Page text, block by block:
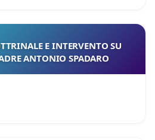
E INTERVENTO SU
ANTONIO SPADARO